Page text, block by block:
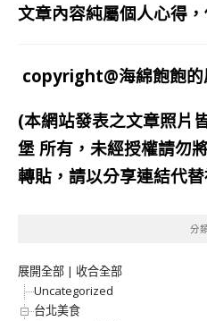
文章內容純屬個人心得，
copyright@海綿飽飽的
(本網站發表之文章照片
堡 所有，未經授權請勿
轉貼，請以分享連結代
分
展開全部 | 收合全部
Uncategorized
台北美食